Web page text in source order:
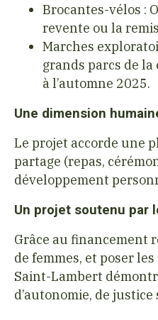
Brocantes-vélos :
revente ou la
Marches
grands parcs de
à l’automne 2025.
Une dimension
Le projet accorde une
partage (repas,
développement
Un projet soutenu par
Grâce au financement
de femmes, et poser
Saint-Lambert
d’autonomie, de